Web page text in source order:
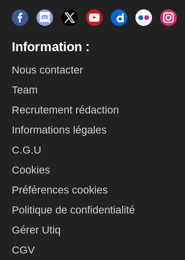
Information :
Nous contacter
Team
Recrutement rédaction
Informations légales
C.G.U
Cookies
Préférences cookies
Politique de confidentialité
Gérer Utiq
CGV